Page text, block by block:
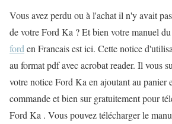
Vous avez perdu ou à l'achat il n'y avait
de votre Ford Ka ? Et bien votre manuel
ford en Francais est ici. Cette notice
au format pdf avec acrobat reader. Il vous
votre notice Ford Ka en ajoutant au panier
commande et bien sur gratuitement pour
Ford Ka . Vous pouvez télécharger le